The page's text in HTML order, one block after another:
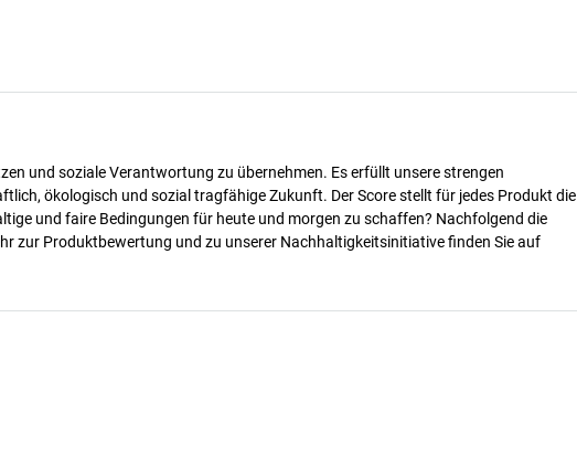
und soziale Verantwortung zu übernehmen. Es erfüllt unsere strengen
ökologisch und sozial tragfähige Zukunft. Der Score stellt für jedes Produkt die
und faire Bedingungen für heute und morgen zu schaffen? Nachfolgend die
zur Produktbewertung und zu unserer Nachhaltigkeitsinitiative finden Sie auf